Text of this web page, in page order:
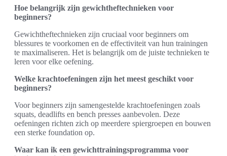
Hoe belangrijk zijn gewichtheftechnieken voor
beginners?
Gewichtheftechnieken zijn cruciaal voor beginners om
blessures te voorkomen en de effectiviteit van hun trainingen
te maximaliseren. Het is belangrijk om de juiste technieken te
leren voor elke oefening.
Welke krachtoefeningen zijn het meest geschikt voor
beginners?
Voor beginners zijn samengestelde krachtoefeningen zoals
squats, deadlifts en bench presses aanbevolen. Deze
oefeningen richten zich op meerdere spiergroepen en bouwen
een sterke foundation op.
Waar kan ik een gewichttrainingsprogramma voor